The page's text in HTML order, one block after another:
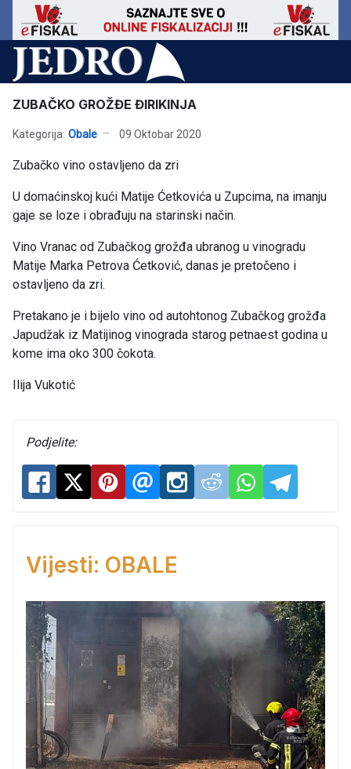
ZUBAČKO GROŽĐE ĐIRIKINJA
Kategorija: Obale 09 Oktobar 2020
Zubačko vino ostavljeno da zri
U domaćinskoj kući Matije Ćetkovića u Zupcima, na imanju
gaje se loze i obrađuju na starinski način.
Vino Vranac od Zubačkog grožđa ubranog u vinogradu
Matije Marka Petrova Ćetković, danas je pretočeno i
ostavljeno da zri.
Pretakano je i bijelo vino od autohtonog Zubačkog grožđa
Japudžak iz Matijinog vinograda starog petnaest godina u
kome ima oko 300 čokota.
Ilija Vukotić
Podjelite:
Vijesti: OBALE